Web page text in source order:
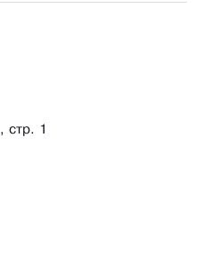
стр. 1